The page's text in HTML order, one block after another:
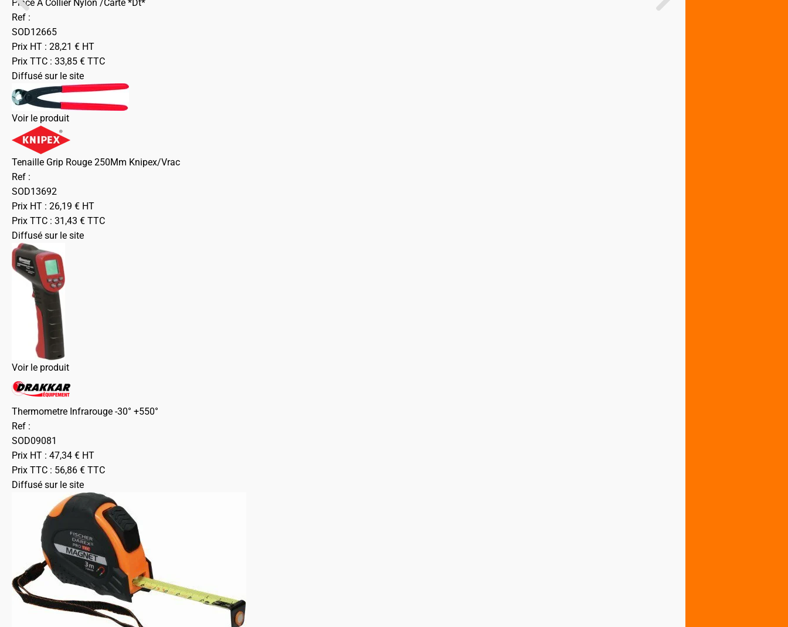
Pince A Collier Nylon /Carte *Dt*
Ref :
SOD12665
Prix HT : 28,21 € HT
Prix TTC : 33,85 € TTC
Diffusé sur le site
Voir le produit
Tenaille Grip Rouge 250Mm Knipex/Vrac
Ref :
SOD13692
Prix HT : 26,19 € HT
Prix TTC : 31,43 € TTC
Diffusé sur le site
Voir le produit
Thermometre Infrarouge -30° +550°
Ref :
SOD09081
Prix HT : 47,34 € HT
Prix TTC : 56,86 € TTC
Diffusé sur le site